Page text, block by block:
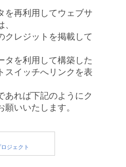
を再利用してウェブサ
クレジットを掲載して
タを利用して構築した
スイッチへリンクを表
あれば下記のようにク
いいたします。